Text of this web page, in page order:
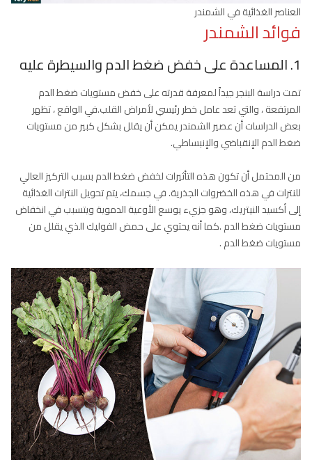
العناصر الغذائية في الشمندر
فوائد الشمندر
1. المساعدة على خفض ضغط الدم والسيطرة عليه
تمت دراسة البنجر جيداً لمعرفة قدرته على خفض مستويات ضغط الدم
المرتفعة ، والتي تعد عامل خطر رئيسي لأمراض القلب.في الواقع ، تظهر
بعض الدراسات أن عصير الشمندر يمكن أن يقلل بشكل كبير من مستويات
ضغط الدم الإنقباضي والإنبساطي.
من المحتمل أن تكون هذه التأثيرات لخفض ضغط الدم بسبب التركيز العالي
للنترات في هذه الخضروات الجذرية. في جسمك، يتم تحويل النترات الغذائية
إلى أكسيد النيتريك، وهو جزيء يوسع الأوعية الدموية ويتسبب في انخفاض
مستويات ضغط الدم .كما أنه يحتوي على حمض الفوليك الذي يقلل من
مستويات ضغط الدم .